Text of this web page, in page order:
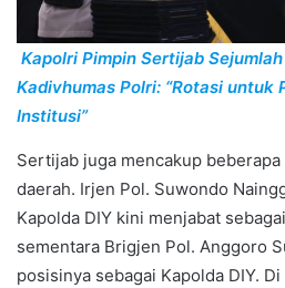
Kapolri Pimpin Sertijab
Kadivhumas Polri: “Rotasi untuk
Institusi”
Sertijab juga mencakup
daerah. Irjen Pol. Suwondo
Kapolda DIY kini menjabat
sementara Brigjen Pol. Anggoro
posisinya sebagai Kapolda DIY.